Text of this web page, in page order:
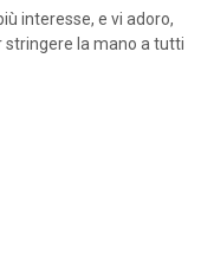
interesse, e vi adoro,
stringere la mano a tutti